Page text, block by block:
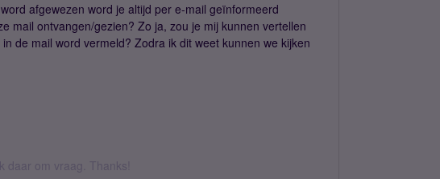
afgewezen word je altijd per e-mail geïnformeerd
mail ontvangen/gezien? Zo ja, zou je mij kunnen vertellen
de mail word vermeld? Zodra ik dit weet kunnen we kijken
daar om vraag. Thanks!